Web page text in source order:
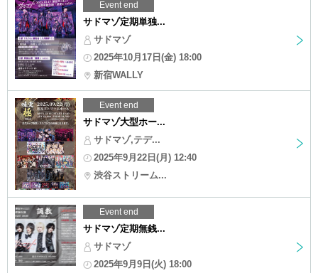
Event end
サドマゾ定期単独...
サドマゾ
2025年10月17日(金) 18:00
新宿WALLY
Event end
サドマゾ大型ホー...
サドマゾ,テデ...
2025年9月22日(月) 12:40
渋谷ストリーム...
Event end
サドマゾ定期無銭...
サドマゾ
2025年9月9日(火) 18:00